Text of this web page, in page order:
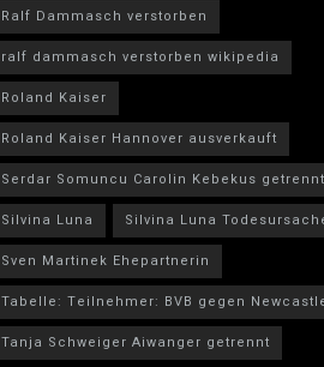
Ralf Dammasch verstorben
ralf dammasch verstorben wikipedia
Roland Kaiser
Roland Kaiser Hannover ausverkauft
Serdar Somuncu Carolin Kebekus getrennt
Silvina Luna
Silvina Luna
Sven Martinek Ehepartnerin
Tabelle: Teilnehmer: BVB gegen
Tanja Schweiger Aiwanger getrennt